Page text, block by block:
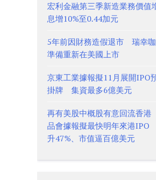
宏利金融第三季新造業務價
息增10%至0.44加元
5年前因財務造假退市 瑞幸咖
準備重新在美國上市
京東工業據報擬11月展開IPO
掛牌 集資最多6億美元
再有美股中概股有意回流香
品會據報擬最快明年來港IPO
升47%、市值逼百億美元